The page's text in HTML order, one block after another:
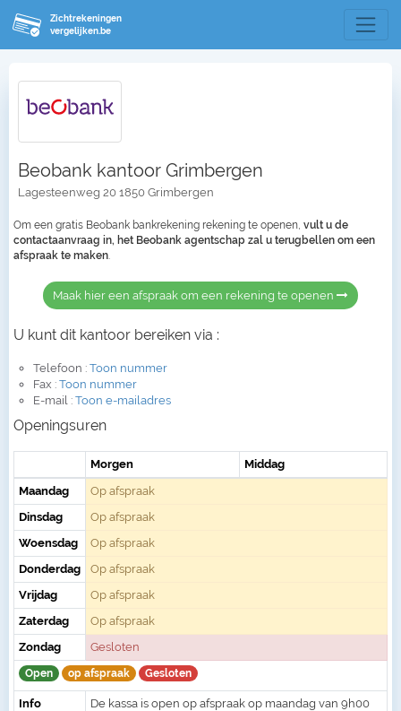
Zichtrekeningen
vergelijken.be
Beobank kantoor Grimbergen
Lagesteenweg 20 1850 Grimbergen
Om een gratis Beobank bankrekening rekening te openen, vult u de
contactaanvraag in, het Beobank agentschap zal u terugbellen om een
afspraak te maken
Maak hier een afspraak om een rekening te openen
U kunt dit kantoor bereiken via :
Telefoon : Toon nummer
Fax : Toon nummer
E-mail : Toon e-mailadres
Openingsuren
Morgen
Middag
Maandag
Op afspraak
Dinsdag
Op afspraak
Woensdag
Op afspraak
Donderdag
Op afspraak
Vrijdag
Op afspraak
Zaterdag
Op afspraak
Zondag
Gesloten
Info
De kassa is open op afspraak op maandag van 9h00
Open op afspraak Gesloten